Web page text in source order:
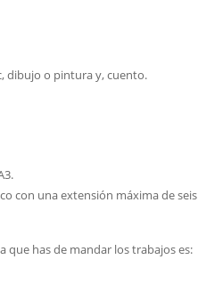
dibujo o pintura y, cuento.
con una extensión máxima de seis
que has de mandar los trabajos es: